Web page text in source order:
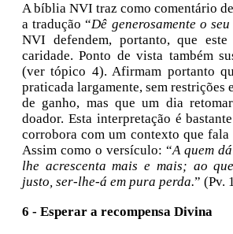
A bíblia NVI traz como comentário
a tradução “Dê generosamente o
NVI defendem, portanto, que
caridade. Ponto de vista também
(ver tópico 4). Afirmam portanto
praticada largamente, sem restrições
de ganho, mas que um dia
doador. Esta interpretação é
corrobora com um contexto que fala
Assim como o versículo: “A quem
lhe acrescenta mais e mais; ao
justo, ser-lhe-á em pura perda.” (Pv.
6 - Esperar a recompensa Divina